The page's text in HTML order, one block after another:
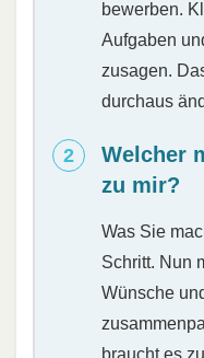
bewerben.
Aufgaben
zusagen.
durchaus
Welcher
zu mir?
Was Sie
Schritt. Nun
Wünsche